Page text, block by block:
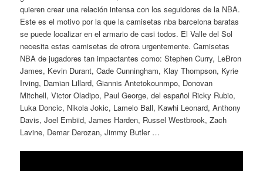
quieren crear una relación intensa con los seguidores de la NBA.
Este es el motivo por la que la camisetas nba barcelona baratas
se puede localizar en el armario de casi todos. El Valle del Sol
necesita estas camisetas de otrora urgentemente. Camisetas
NBA de jugadores tan impactantes como: Stephen Curry, LeBron
James, Kevin Durant, Cade Cunningham, Klay Thompson, Kyrie
Irving, Damian Lillard, Giannis Antetokounmpo, Donovan
Mitchell, Victor Oladipo, Paul George, del español Ricky Rubio,
Luka Doncic, Nikola Jokic, Lamelo Ball, Kawhi Leonard, Anthony
Davis, Joel Embiid, James Harden, Russel Westbrook, Zach
Lavine, Demar Derozan, Jimmy Butler …